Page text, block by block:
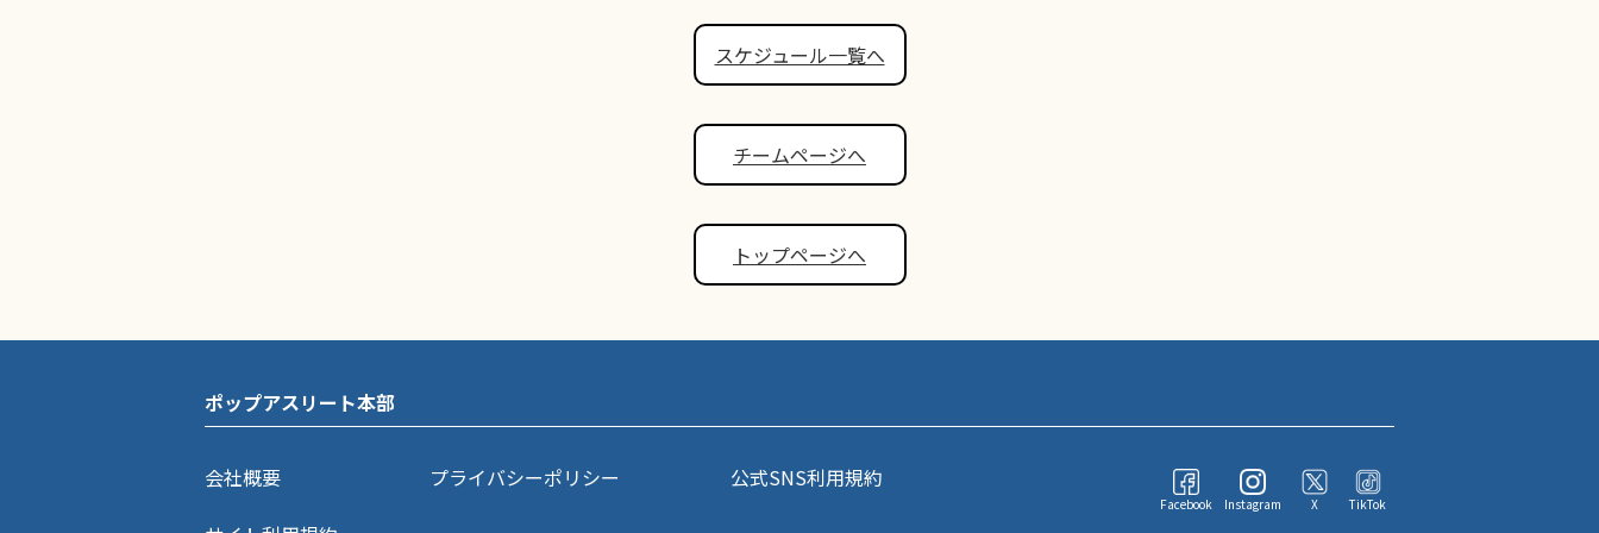
スケジュール一覧へ
チームページへ
トップページへ
ポップアスリート本部
会社概要 プライバシーポリシー
公式SNS利用規約
Facebook Instagram X TikTok